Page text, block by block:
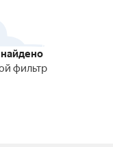
фильтр